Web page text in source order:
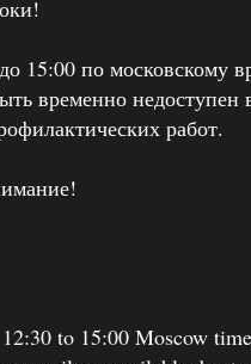
15:00 по московскому
временно недоступен
работ.
to 15:00 Moscow